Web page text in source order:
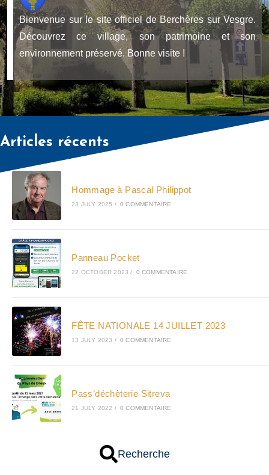
Bienvenue sur le site officiel de Berchères sur Vesgre.
Découvrez ce village, son patrimoine et son
environnement préservé. Bonne visite !
Articles récents
Hommage à Pascal Philippot
23 JULY 2025 / 0 COMMENTAIRE
Panneau Pocket
22 OCTOBER 2023 / 0 COMMENTAIRE
FÊTE NATIONALE 14 JUILLET 2023
13 JULY 2023 / 0 COMMENTAIRE
Pass’déchèterie Sitreva
21 JULY 2022 / 0 COMMENTAIRE
Recherche